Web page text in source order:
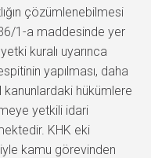
çözümlenebilmesi
36/1-a maddesinde yer
kuralı uyarınca
yapılması, daha
kanunlardaki hükümlere
yetkili idari
KHK eki
kamu görevinden